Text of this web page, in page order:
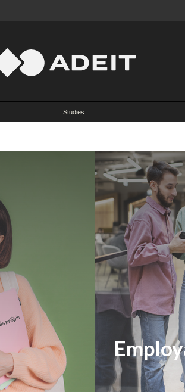
Studies